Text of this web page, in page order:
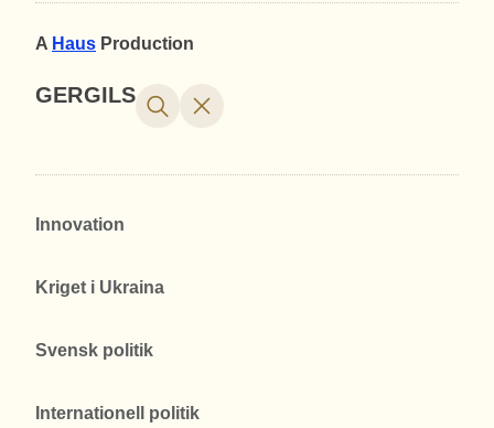
A Haus Production
GERGILS
Innovation
Kriget i Ukraina
Svensk politik
Internationell politik